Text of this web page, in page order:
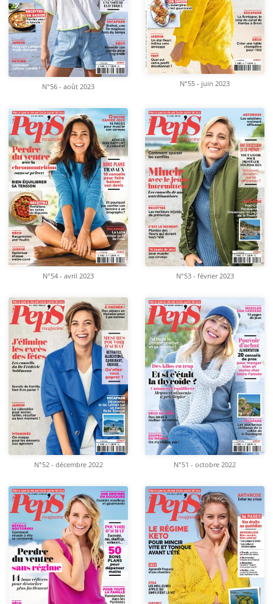
N°56 - août 2023 N°55 - juin 2023
N°54 - avril 2023 N°53 - février 2023
N°52 - décembre 2022 N°51 - octobre 2022